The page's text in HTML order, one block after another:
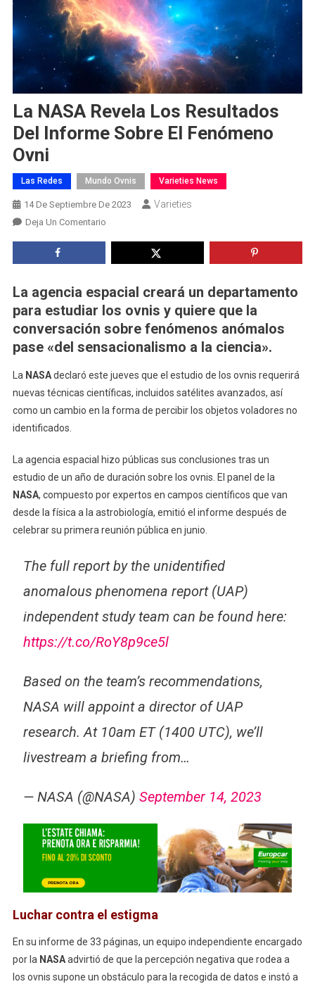
La NASA Revela Los Resultados
Del Informe Sobre El Fenómeno
Ovni
Las Redes Mundo Ovnis Varieties News
14 De Septiembre De 2023 Varieties
Deja Un ComentarioEn
Resultados
Del
Informe
Sobre
Fenómeno
Ovni
La agencia espacial creará un departamento
para estudiar los ovnis y quiere que la
conversación sobre fenómenos anómalos
pase «del sensacionalismo a la ciencia».
La NASAdeclaró este jueves que el estudio de los ovnis requerirá
nuevas técnicas científicas, incluidos satélites avanzados, así
como un cambio en la forma de percibir los objetos voladores no
identificados.
La agencia espacial hizo públicas sus conclusiones tras un
estudio de un año de duración sobre los ovnis. El panel de la
NASA, compuesto por expertos en campos científicos que van
desde la física a la astrobiología, emitió el informe después de
celebrar su primera reunión pública en junio.
The full report by the unidentified
anomalous phenomena report (UAP)
independent study team can be found here:
https://t.co/RoY8p9ce5l
Based on the team’s recommendations,
NASA will appoint a director of UAP
research. At 10am ET (1400 UTC), we’ll
livestream a briefing from…
— NASA (@NASA) September 14, 2023
Luchar contra el estigma
En su informe de 33 páginas, un equipo independiente encargado
por la NASAadvirtió de que la percepción negativa que rodea a
los ovnis supone un obstáculo para la recogida de datos e instó a